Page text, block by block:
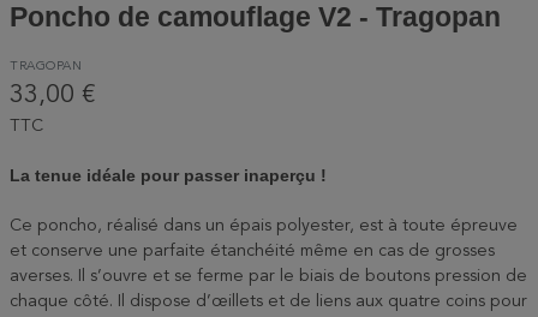
Poncho de camouflage V2 - Tragopan
TRAGOPAN
33,00 €
TTC
La tenue idéale pour passer inaperçu !
Ce poncho, réalisé dans un épais polyester, est à toute épreuve
et conserve une parfaite étanchéité même en cas de grosses
averses. Il s’ouvre et se ferme par le biais de boutons pression de
chaque côté. Il dispose d’œillets et de liens aux quatre coins pour